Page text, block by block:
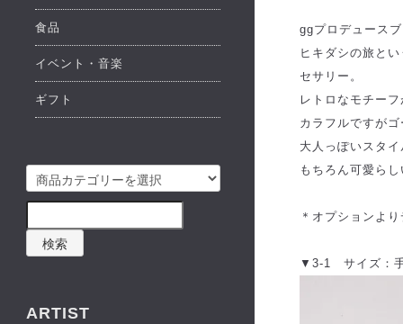
ggプロデュース
ヒキダシの旅と
セサリー。
レトロなモチー
カラフルですが
大人っぽいスタ
もちろん可愛ら
＊オプションよ
▼3-1 サイズ：
食品
イベント・音楽
ギフト
検索
ARTIST